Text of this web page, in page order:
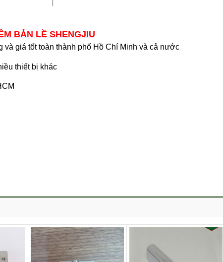
BẢN LỀ SHENGJIU
giá tốt toàn thành phố Hồ Chí Minh và cả nước
thiết bị khác